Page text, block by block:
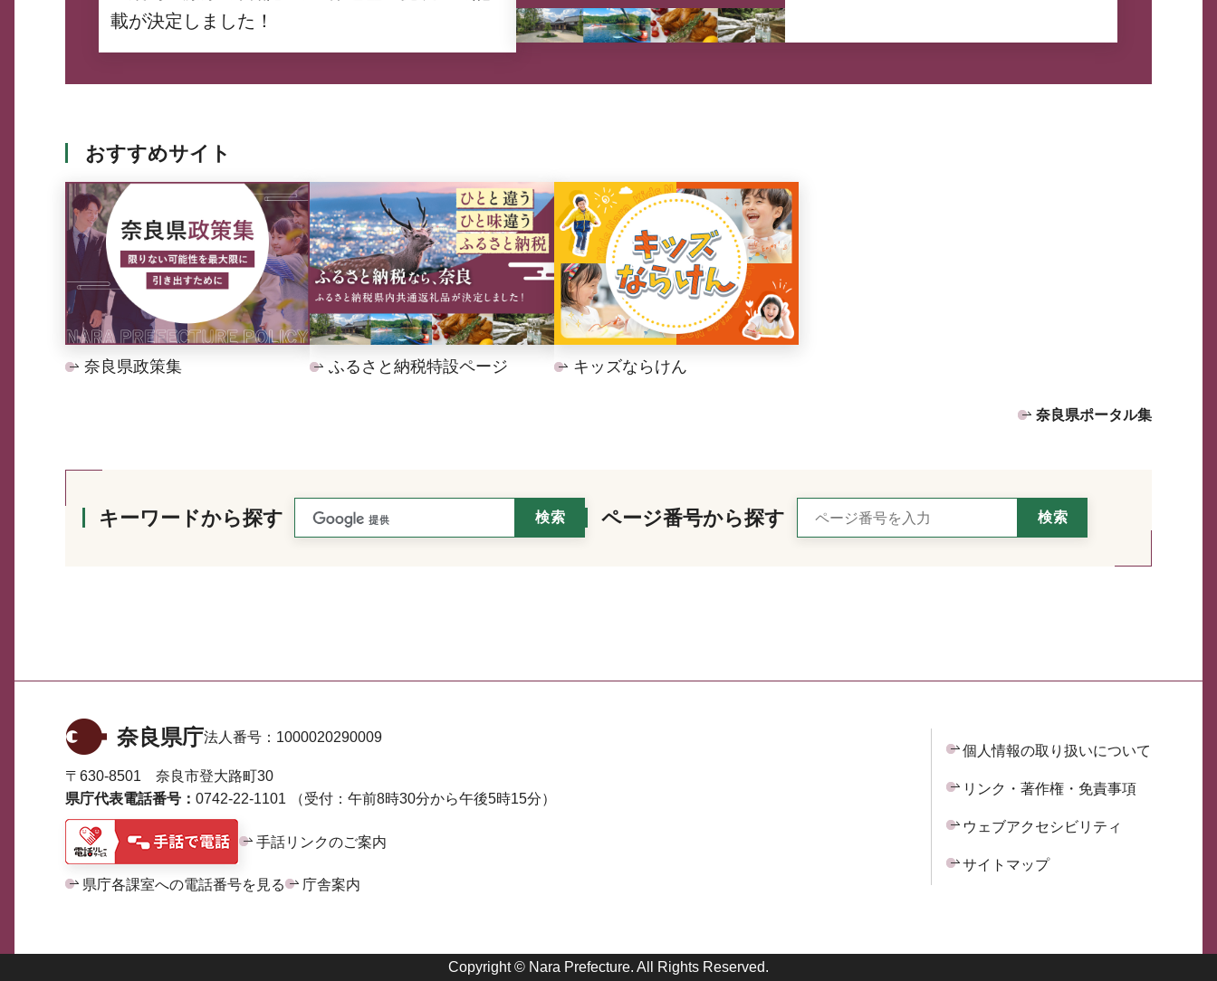
載が決定しました！
おすすめサイト
奈良県政策集 ふるさと納税特設ページ キッズならけん
奈良県ポータル集
キーワードから探す ページ番号から探す
奈良県庁法人番号： 1000020290009
〒630-8501 奈良市登大路町30
県庁代表電話番号： 0742-22-1101 （受付：午前8時30分から午後5時15分）
手話リンクのご案内
県庁各課室への電話番号を見る 庁舎案内
個人情報の取り扱いについて
リンク・著作権・免責事項
ウェブアクセシビリティ
サイトマップ
Copyright © Nara Prefecture. All Rights Reserved.